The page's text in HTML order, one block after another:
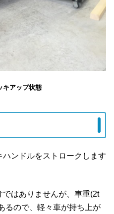
キアップ状態
ンドルをストロークします
ではありませんが、車重(2t
るので、軽々車が持ち上が